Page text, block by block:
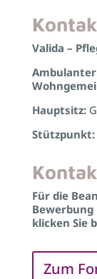
Valida –
Hauptsitz:
Stützpunkt:
Für die
Bewerbung
klicken Sie
Zum